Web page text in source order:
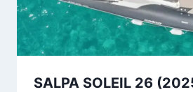
SALPA SOLEIL 26